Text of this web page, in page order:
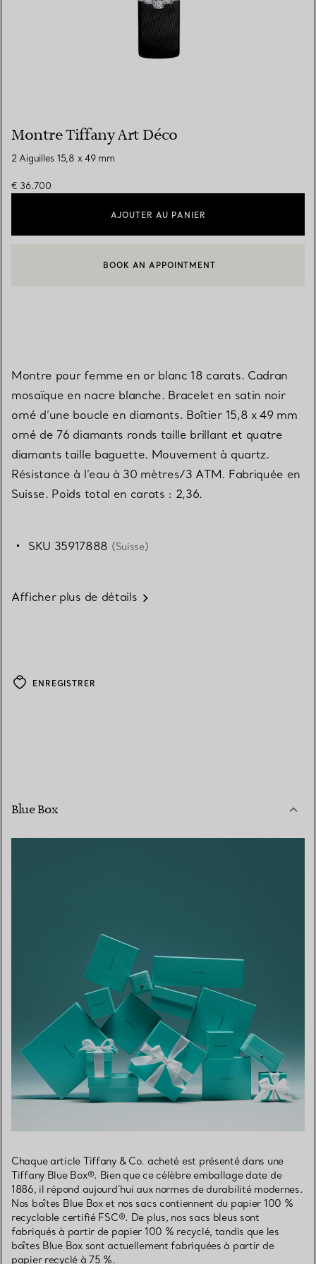
Montre Tiffany Art Déco
2 Aiguilles 15,8 x 49 mm
€ 36.700
AJOUTER AU PANIER
CONTACTER UN CONSEILLER CLIENT OU PRENDRE RENDEZ-
BOOK AN APPOINTMENT
Montre pour femme en or blanc 18 carats. Cadran
mosaïque en nacre blanche. Bracelet en satin noir
orné d’une boucle en diamants. Boîtier 15,8 x 49 mm
orné de 76 diamants ronds taille brillant et quatre
diamants taille baguette. Mouvement à quartz.
Résistance à l’eau à 30 mètres/3 ATM. Fabriquée en
Suisse. Poids total en carats : 2,36.
SKU 35917888 (Suisse)
Afficher plus de détails
ENREGISTRER
Blue Box
Chaque article Tiffany & Co. acheté est présenté dans une
Tiffany Blue Box®. Bien que ce célèbre emballage date de
1886, il répond aujourd’hui aux normes de durabilité modernes.
Nos boîtes Blue Box et nos sacs contiennent du papier 100 %
recyclable certifié FSC®. De plus, nos sacs bleus sont
fabriqués à partir de papier 100 % recyclé, tandis que les
boîtes Blue Box sont actuellement fabriquées à partir de
papier recyclé à 75 %.